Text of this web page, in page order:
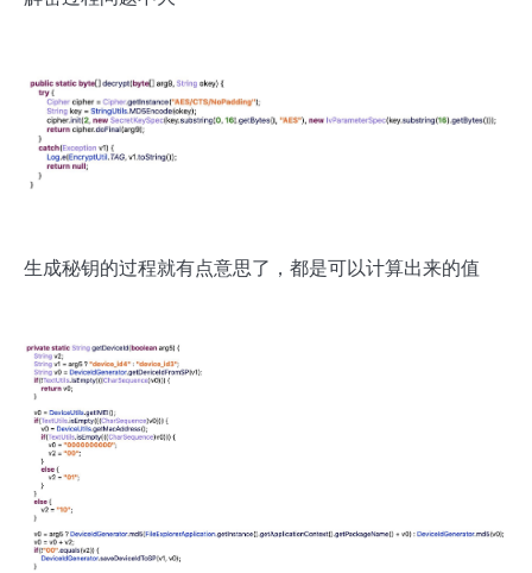
生成秘钥的过程就有点意思了，都是可以计算出来的值